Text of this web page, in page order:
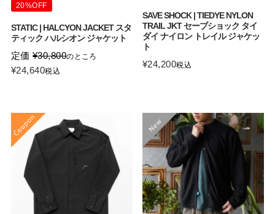
20%OFF
STATIC | HALCYON JACKET スタ
ティック ハルシオン ジャケット
定価 ¥30,800のところ
¥24,640税込
SAVE SHOCK | TIEDYE NYLON
TRAIL JKT セーブショック タイ
ダイ ナイロン トレイル ジャケッ
ト
¥24,200税込